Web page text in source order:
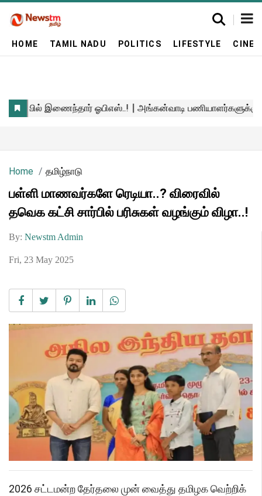
HOME TAMIL NADU POLITICS LIFESTYLE
Home தமிழ்நாடு
பள்ளி மாணவர்களே ரெடியா..? விரைவில்
தவெக கட்சி சார்பில் பரிசுகள் வழங்கும் விழா..!
By: Newstm Admin
Fri, 23 May 2025
2026 சட்டமன்ற தேர்தலை முன் வைத்து தமிழக வெற்றிக்